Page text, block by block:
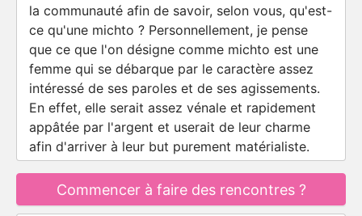
la communauté afin de savoir, selon vous, qu'est-
ce qu'une michto ? Personnellement, je pense
que ce que l'on désigne comme michto est une
femme qui se débarque par le caractère assez
intéressé de ses paroles et de ses agissements.
En effet, elle serait assez vénale et rapidement
appâtée par l'argent et userait de leur charme
afin d'arriver à leur but purement matérialiste.
Commencer à faire des rencontres ?